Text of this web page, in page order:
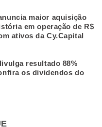
maior aquisição
em operação de R$
ativos da Cy.Capital
resultado 88%
os dividendos do